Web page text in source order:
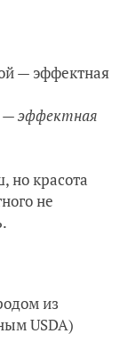
— эффектная
но красота
не
из
USDA)